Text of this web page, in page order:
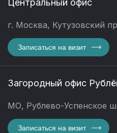
Центральный офис
г. Москва, Кутузовский
Записаться на визит
Загородный офис
МО, Рублево-Успенское
Записаться на визит